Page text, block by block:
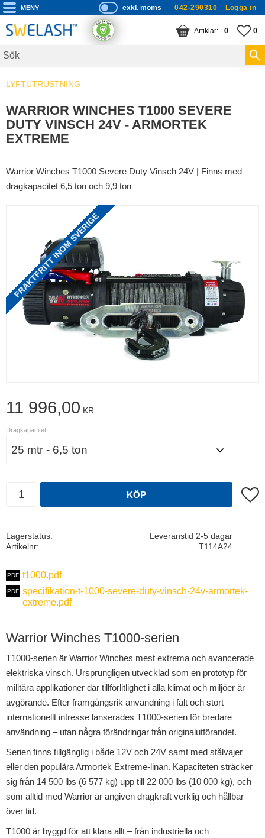
Meny
P
ri
s
s
exkl. moms 042-290310 Logga in
0
KUNDVAGN
ANTAL 0
LYFTUTRUSTNING
WARRIOR WINCHES T1000 SEVERE
DUTY VINSCH 24V - ARMORTEK
EXTREME
Warrior Winches T1000 Severe Duty Vinsch 24V | Finns med
dragkapacitet 6,5 ton och 9,9 ton
FRAKTFRITT INOM SVERIGE
11 996,00 KR
Dragkapacitet
KÖP Lägg
Lagerstatus
Leveranstid 2-5 dagar
Artikelnr
T114A24
t1000.pdf
specifikation-t-1000-severe-duty-vinsch-24v-armortek-
extreme.pdf
Warrior Winches T1000-serien
T1000-serien är Warrior Winches mest extrema och avancerade
elektriska vinsch. Ursprungligen utvecklad som en prototyp för
militära applikationer där tillförlitlighet i alla klimat och miljöer är
avgörande. Efter framgångsrik användning i fält och stort
internationellt intresse lanserades T1000-serien för bredare
användning – utan några förändringar från originalutförandet.
Serien finns tillgänglig i både 12V och 24V samt med stålvajer
eller den populära Armortek Extreme-linan. Kapaciteten sträcker
sig från 14 500 lbs (6 577 kg) upp till 22 000 lbs (10 000 kg), och
som alltid med Warrior är angiven dragkraft verklig och hållbar
över tid.
T1000 är byggd för att klara allt – från industriella och